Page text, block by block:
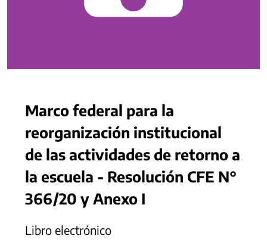
Marco federal para la
reorganización institucional
de las actividades de retorno a
la escuela - Resolución CFE N°
366/20 y Anexo I
Libro electrónico